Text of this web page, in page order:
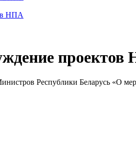
НПА
Республики Беларусь «О